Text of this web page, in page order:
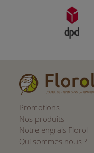
Promotions
Nos produits
Notre engrais Florol
Qui sommes nous ?